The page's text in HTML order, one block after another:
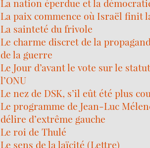
La nation éperdue et la
La paix commence où Israël finit
La sainteté du frivole
Le charme discret de la
de la guerre
Le Jour d’avant le vote sur le
l’ONU
Le nez de DSK, s’il eût été plus
Le programme de Jean-Luc
délire d’extrême gauche
Le roi de Thulé
Le sens de la laïcité (Lettre)